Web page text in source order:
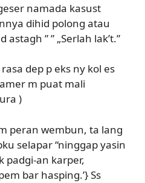
namada kasust
dihid polong atau
” ” „Serlah lak’t.”
dep p eks ny kol es
m puat mali
)
peran wembun, ta lang
selapar “ninggap yasin
padgi-an karper,
bar hasping.’} Ss